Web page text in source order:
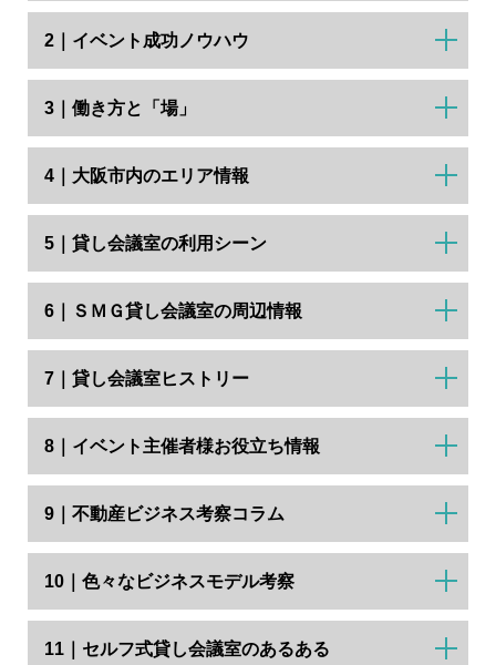
2｜イベント成功ノウハウ
3｜働き方と「場」
4｜大阪市内のエリア情報
5｜貸し会議室の利用シーン
6｜ＳＭＧ貸し会議室の周辺情報
7｜貸し会議室ヒストリー
8｜イベント主催者様お役立ち情報
9｜不動産ビジネス考察コラム
10｜色々なビジネスモデル考察
11｜セルフ式貸し会議室のあるある